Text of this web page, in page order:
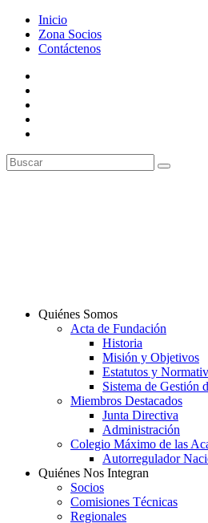
Inicio
Zona Socios
Contáctenos
Quiénes Somos
Acta de Fundación
Historia
Misión y Objetivos
Estatutos y
Sistema de Gestión
Miembros Destacados
Junta Directiva
Administración
Colegio Máximo de las
Autorregulador
Quiénes Nos Integran
Socios
Comisiones Técnicas
Regionales